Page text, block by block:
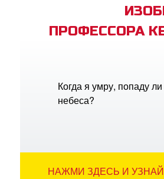
ПРОФЕССОРА
Когда я умру, попаду
небеса?
НАЖМИ ЗДЕСЬ И УЗНАЙ